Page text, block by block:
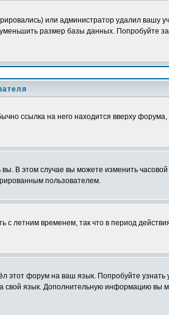
или администратор удалил вашу
размер базы данных. Попробуйте
ссылка на него находится вверху
В этом случае вы можете изменить
пользователем.
летним временем, так что в период
этот форум на ваш язык. Попробуйте
свой язык. Дополнительную информацию вы